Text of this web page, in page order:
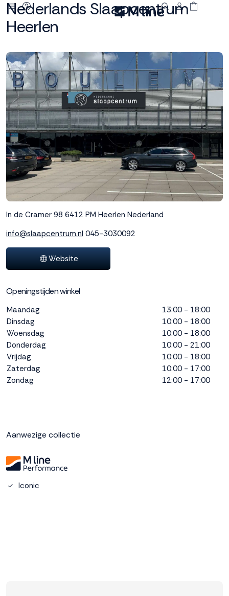
Deze site
gebruikt
cookies
M line plaatst
functionele,
analytische en
marketing cookies.
Dankzij functionele
cookies werkt de
website goed, terwijl
de analytische
cookies ons helpen
om de website te
verbeteren. Via de
marketing cookies
interactie met ons
binnen en buiten
onze website te
volgen. Dat doen we
anoniem. Meer
dit overzicht
alle
cookieinstellingen en
lees hier onze privacy
policy
accepteren geef je
toestemming voor
onze marketing
functionele en
analytische cookies.
Nederlands Slaapcentrum
Heerlen
In de Cramer 98 6412 PM Heerlen Nederland
info@slaapcentrum.nl 045-3030092
Website
Openingstijden winkel
Maandag
13:00 - 18:00
Dinsdag
10:00 - 18:00
Woensdag
10:00 - 18:00
Donderdag
10:00 - 21:00
Vrijdag
10:00 - 18:00
Zaterdag
10:00 - 17:00
Zondag
12:00 - 17:00
Aanwezige collectie
Iconic